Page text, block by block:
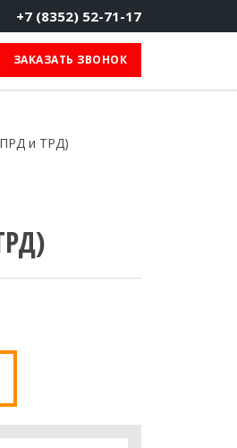
+7 (8352) 52-71-17
ЗАКАЗАТЬ ЗВОНОК
и ТРД)